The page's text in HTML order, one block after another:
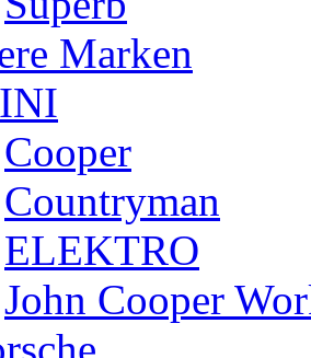
Marken
Cooper
Countryman
ELEKTRO
John Cooper